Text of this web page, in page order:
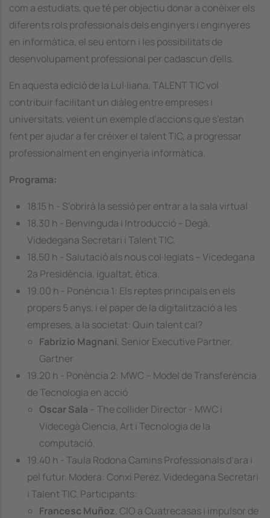
com a estudiats, que té per objectiu donar a conèixer els
diferents rols professionals dels enginyers i enginyeres
en informàtica, el seu entorn i les possibilitats de
desenvolupament professional per cadascun d'ells.
En aquesta edició de la Lul·liana, TALENT TIC vol
contribuir facilitant un diàleg entre empreses i
universitats, veient un exemple d’accions que s’estan
fent per ajudar a fer créixer el talent TIC, a progressar
professionalment en enginyeria informàtica.
Programa:
18.15 h - S’obrirà la sessió per entrar a la sala virtual
18.30 h - Benvinguda i Introducció – Degà,
Videdegana Secretari i Talent TIC.
18.50 h - Salutació als nous col·legiats – Vicedegana
2a Presidència, igualtat, ètica.
19.00 h - Ponència 1: Els reptes principals en els
propers 5 anys, i el paper de la digitalització a les
empreses, a la societat: Quin talent cal?
Fabrizio Magnani, Senior Executive Partner,
Gartner
19.20 h - Ponència 2: MWC – Model de Transferència
de Tecnologia en acció
Oscar Sala – The collider Director - MWC i
Videcegà Ciencia, Art i Tecnologia de la
computació.
19.40 h - Taula Rodona Camins Professionals d’ara i
pel futur. Modera: Conxi Perez, Videdegana Secretari
i Talent TIC. Participants:
Francesc Muñoz, CIO a Cuatrecasas i impulsor de